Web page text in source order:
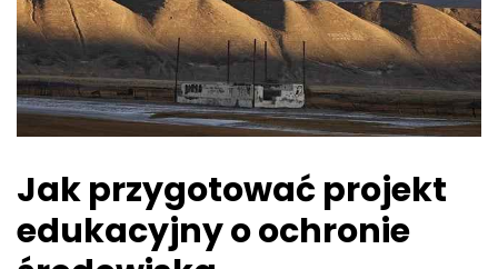
Jak przygotować projekt
edukacyjny o ochronie